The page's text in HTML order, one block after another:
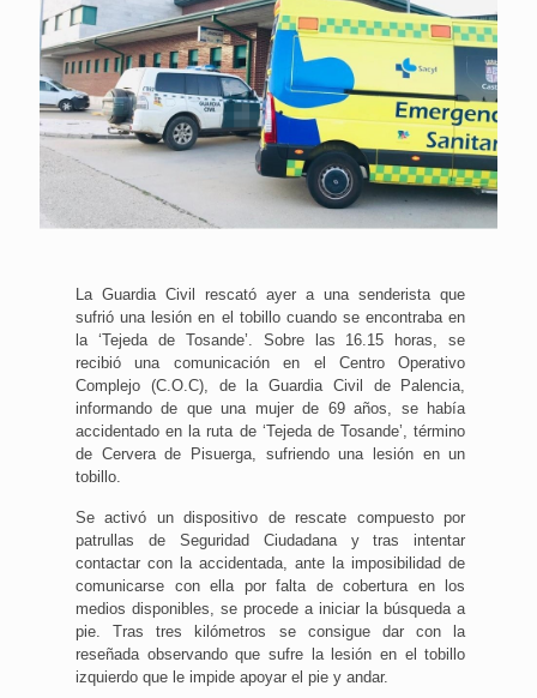
La Guardia Civil rescató ayer a una senderista que
sufrió una lesión en el tobillo cuando se encontraba en
la ‘Tejeda de Tosande’. Sobre las 16.15 horas, se
recibió una comunicación en el Centro Operativo
Complejo (C.O.C), de la Guardia Civil de Palencia,
informando de que una mujer de 69 años, se había
accidentado en la ruta de ‘Tejeda de Tosande’, término
de Cervera de Pisuerga, sufriendo una lesión en un
tobillo.
Se activó un dispositivo de rescate compuesto por
patrullas de Seguridad Ciudadana y tras intentar
contactar con la accidentada, ante la imposibilidad de
comunicarse con ella por falta de cobertura en los
medios disponibles, se procede a iniciar la búsqueda a
pie. Tras tres kilómetros se consigue dar con la
reseñada observando que sufre la lesión en el tobillo
izquierdo que le impide apoyar el pie y andar.